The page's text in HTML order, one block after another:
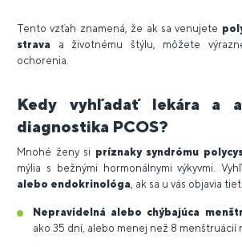
Tento vzťah znamená, že ak sa venujete
strava a životnému štýlu, môžete
ochorenia.
Kedy vyhľadať lekára a
diagnostika PCOS?
Mnohé ženy si príznaky syndrómu
mýlia s bežnými hormonálnymi výkyvmi.
alebo endokrinológa, ak sa u vás objavia
Nepravidelná alebo chýbajúca
ako 35 dní, alebo menej než 8 menštruácií